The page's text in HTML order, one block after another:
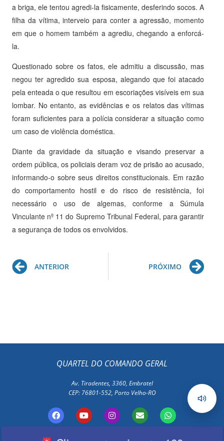
a briga, ele tentou agredi-la fisicamente, desferindo socos. A
filha da vítima, interveio para conter a agressão, momento
em que o homem também a agrediu, chegando a enforcá-
la.
Questionado sobre os fatos, ele admitiu a discussão, mas
negou ter agredido sua esposa, alegando que foi atacado
pela enteada o que resultou em escoriações visíveis em sua
lombar. No entanto, as evidências e os relatos das vítimas
foram suficientes para a polícia considerar a situação como
um caso de violência doméstica.
Diante da gravidade da situação e visando preservar a
ordem pública, os policiais deram voz de prisão ao acusado,
informando-o sobre seus direitos constitucionais. Em razão
do comportamento hostil e do risco de resistência, foi
necessário o uso de algemas, conforme a Súmula
Vinculante nº 11 do Supremo Tribunal Federal, para garantir
a segurança de todos os envolvidos.
Prev
ANTERIOR PRÓXIMO
QUARTEL DO COMANDO GERAL
Av. Tiradentes, 3360, Embratel
CEP: 76801-552, Porto Velho-RO
F
a
c
Y
o
u
I
n
s
E
n
v
W
h
a
Polícia Militar de Rondônia